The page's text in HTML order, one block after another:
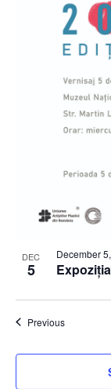
DEC
5
December
PreviousEvents